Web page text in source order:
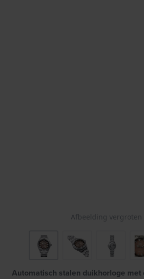
Afbeelding vergroten
Automatisch stalen duikhorloge met